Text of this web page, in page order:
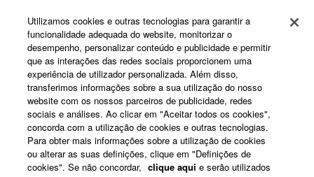
Optional matching array frame and U-
bracket available.
Parallel-wired Neutrik NL4 and barrier
strip connectors.
IF2112/AS Sistemas de Caixas Acústicas
Utilizamos cookies e outras tecnologias para garantir a
funcionalidade adequada do website, monitorizar o
desempenho, personalizar conteúdo e publicidade e permitir
que as interações das redes sociais proporcionem uma
experiência de utilizador personalizada. Além disso,
transferimos informações sobre a sua utilização do nosso
website com os nossos parceiros de publicidade, redes
sociais e análises. Ao clicar em "Aceitar todos os cookies",
concorda com a utilização de cookies e outras tecnologias.
Para obter mais informações sobre a utilização de cookies
ou alterar as suas definições, clique em "Definições de
cookies". Se não concordar, clique aqui e serão utilizados